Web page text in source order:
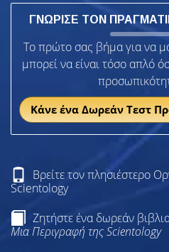
ΓΝΩΡΙΣΕ ΤΟΝ
Το πρώτο σας βήμα για να
μπορεί να είναι τόσο απλό
Κάνε ένα Δωρεάν Τεστ
Βρείτε τον πλησιέστερο
Scientology
Ζητήστε ένα δωρεάν
Μια Περιγραφή της Scientology